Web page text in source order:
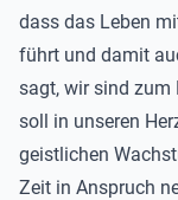
dass das Leben
führt und damit
sagt, wir sind zum
soll in unseren
geistlichen
Zeit in Anspruch